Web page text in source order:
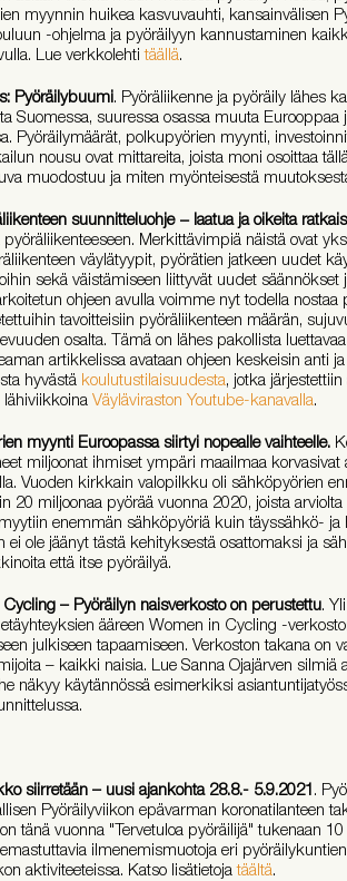
myynnin huikea kasvuvauhti, kansainvälisen
-ohjelma ja pyöräilyyn kannustaminen
Lue verkkolehtitäällä.
Pyöräilybuumi. Pyöräliikenne ja pyöräily lähes
Suomessa, suuressa osassa muuta
Pyöräilymäärät, polkupyörien myynti,
nousu ovat mittareita, joista moni osoittaa
muodostuu ja miten myönteisestä
suunnitteluohje − laatua ja oikeita
Merkittävimpiä näistä ovat
väylätyypit, pyörätien jatkeen uudet
sekä väistämiseen liittyvät uudet
ohjeen avulla voimme nyt todella nostaa
tavoitteisiin pyöräliikenteen määrän,
osalta. Tämä on lähes pakollista
artikkelissa avataan ohjeen keskeisin anti
hyvästä koulutustilaisuudesta, jotka
lähiviikkoina Väyläviraston Youtube-kanavalla.
myynti Euroopassa siirtyi nopealle vaihteelle.
miljoonat ihmiset ympäri maailmaa korvasivat
Vuoden kirkkain valopilkku oli sähköpyörien
20 miljoonaa pyörää vuonna 2020, joista
enemmän sähköpyöriä kuin täyssähkö- ja
ei ole jäänyt tästä kehityksestä osattomaksi ja
että itse pyöräilyä.
– Pyöräilyn naisverkosto on perustettu.
ääreen Women in Cycling -
julkiseen tapaamiseen. Verkoston takana on
– kaikki naisia. Lue Sanna Ojajärven
näkyy käytännössä esimerkiksi
siirretään – uusi ajankohta 28.8.- 5.9.2021.
Pyöräilyviikon epävarman koronatilanteen
tänä vuonna "Tervetuloa pyöräilijä" tukenaan
ilmenemismuotoja eri
aktiviteeteissa. Katso lisätietojatäältä.